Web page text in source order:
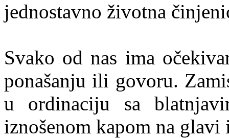
jednostavno životna
Svako od nas ima
ponašanju ili govoru.
u ordinaciju sa
iznošenom kapom na glavi